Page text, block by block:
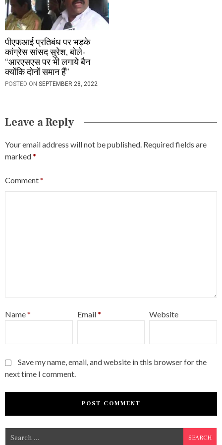
पीएफआई प्रतिबंध पर भड़के
कांग्रेस सांसद सुरेश, बोले-
“आरएसएस पर भी लगाये बैन
क्योंकि दोनों समान हैं”
POSTED ON SEPTEMBER 28, 2022
Leave a Reply
Your email address will not be published. Required fields are
marked*
Comment*
Name* Email* Website
Save my name, email, and website in this browser for the
next time I comment.